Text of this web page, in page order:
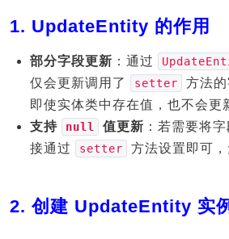
1. UpdateEntity 的作用
部分字段更新 ：通过
仅会更新调用了
setter
方法
即使实体类中存在值，也不会更
支持
null 值更新 ：若需要将
接通过
setter 方法设置即可，
2. 创建 UpdateEntity 实